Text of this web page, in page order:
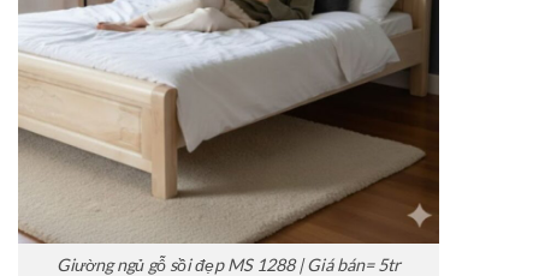
Giường ngủ gỗ sồi đẹp MS 1288 | Giá bán= 5tr